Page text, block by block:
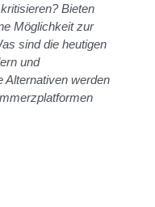
Bieten
Möglichkeit zur
sind die heutigen
und
Alternativen werden